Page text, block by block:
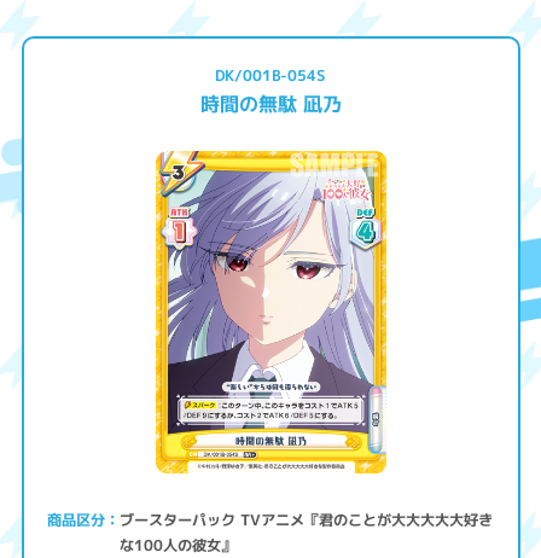
DK/001B-054S
時間の無駄 凪乃
商品区分 ブースターパック TVアニメ『君のことが大大大大大好き
な100人の彼女』